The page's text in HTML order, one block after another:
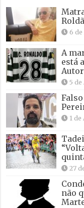
6
A
está
5
1
27
não